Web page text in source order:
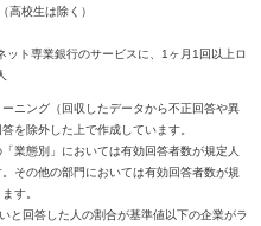
高校生は除く）
ット専業銀行のサービスに、1ヶ月1回以上ロ
ニング（回収したデータから不正回答や異
を除外した上で作成しています。
業態別」においては有効回答者数が規定人
その他の部門においては有効回答者数が規
す。
回答した人の割合が基準値以下の企業がラ